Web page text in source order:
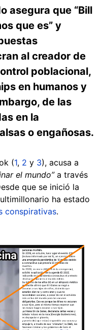
asegura que “Bill
que es” y
al creador de
poblacional,
en humanos y
de las
en la
o engañosas.
(1, 2 y 3), acusa a
el mundo”a través
que se inició la
ha estado
conspirativas.